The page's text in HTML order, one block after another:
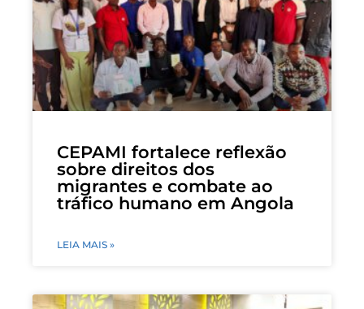
CEPAMI fortalece reflexão
sobre direitos dos
migrantes e combate ao
tráfico humano em Angola
LEIA MAIS »